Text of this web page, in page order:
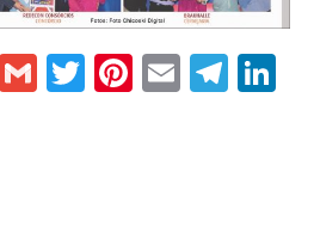
X GmailTwitter
Pinterest
Email